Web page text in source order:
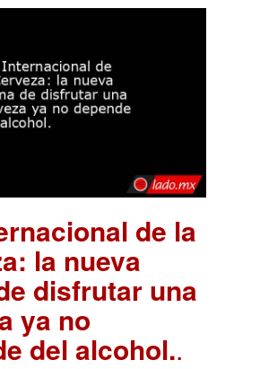
de la
la nueva
disfrutar una
ya no
del alcohol..